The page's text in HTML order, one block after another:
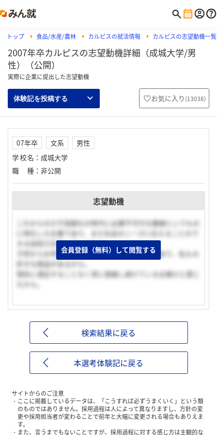
トップ 食品/水産/農林 カルピスの就活情報 カルピスの志望動機一覧
2007年卒カルピスの志望動機詳細（成城大学/男
性）（公開）
実際に企業に提出した志望動機
体験記を投稿する お気に入り (13038)
07年卒 文系
男性
学校名 ： 成城大学
職種 ： 非公開
志望動機
これからの少子高齢化の時代に必要不可欠な健康というもの
に特化した企業であり、また社会のニーズに応えることので
きる技術力を持っているから。
子供からお年寄りまで愛され続けている商品があり、私も大
好きな商品があるから。
現状に満足することなく常に挑戦し続けている企業だと感じ
たから。
会員登録（無料）して閲覧する
検索結果に戻る
本選考体験記に戻る
サイトからのご注意
ここに掲載しているデータは、「こうすれば必ずうまくいく」という類
のものではありません。採用過程は人によって異なりますし、方針の変
更や採用担当者が変わることで前年と大幅に変更される場合もありえま
す。
また、言うまでもないことですが、採用過程に対する感じ方は主観的な